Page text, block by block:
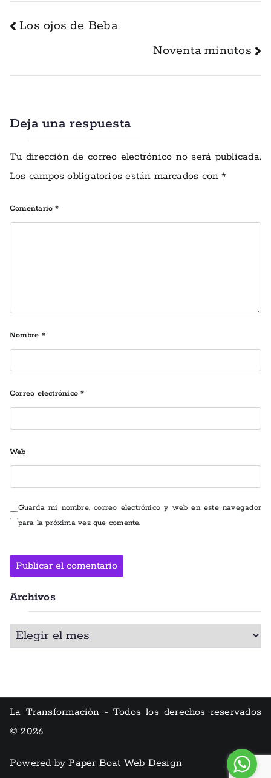
Los ojos de Beba
Noventa minutos
Deja una respuesta
Tu dirección de correo electrónico no será publicada.
Los campos obligatorios están marcados con*
Comentario*
Nombre *
Correo electrónico*
Web
Guarda mi nombre, correo electrónico y web en este navegador
para la próxima vez que comente.
Alternative:
Archivos
La Transformación - Todos los derechos reservados
© 2026
Powered by Paper Boat Web Design